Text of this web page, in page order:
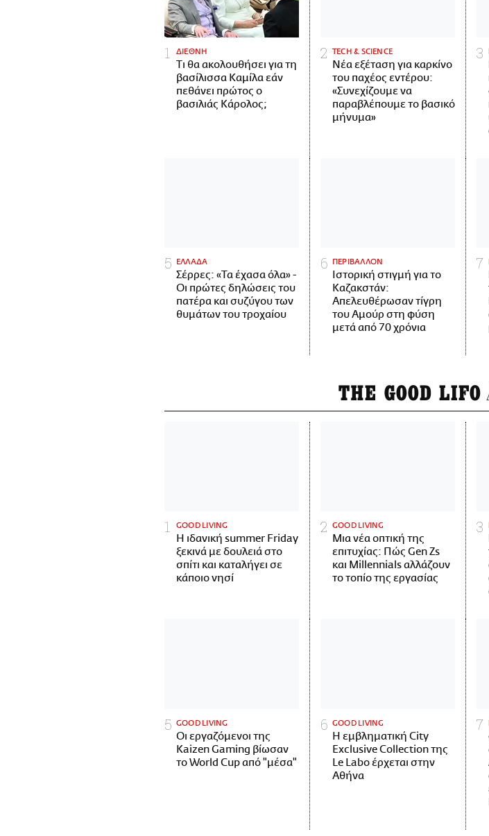
ΔΙΕΘΝΗ
Τι θα ακολουθήσει για τη
βασίλισσα Καμίλα εάν
πεθάνει πρώτος ο
βασιλιάς Κάρολος;
ΤECH & SCIENCE
Νέα εξέταση για καρκίνο
του παχέος εντέρου:
«Συνεχίζουμε να
παραβλέπουμε το βασικό
μήνυμα»
ΕΛΛΑΔΑ
Σέρρες: «Τα έχασα όλα» -
Οι πρώτες δηλώσεις του
πατέρα και συζύγου των
θυμάτων του τροχαίου
ΠΕΡΙΒΑΛΛΟΝ
Ιστορική στιγμή για το
Καζακστάν:
Απελευθέρωσαν τίγρη
του Αμούρ στη φύση
μετά από 70 χρόνια
THE GOOD LIFO
GOOD LIVING
Η ιδανική summer Friday
ξεκινά με δουλειά στο
σπίτι και καταλήγει σε
κάποιο νησί
GOOD LIVING
Μια νέα οπτική της
επιτυχίας: Πώς Gen Zs
και Millennials αλλάζουν
το τοπίο της εργασίας
GOOD LIVING
Οι εργαζόμενοι της
Kaizen Gaming βίωσαν
το World Cup από "μέσα"
GOOD LIVING
Η εμβληματική City
Exclusive Collection της
Le Labo έρχεται στην
Αθήνα